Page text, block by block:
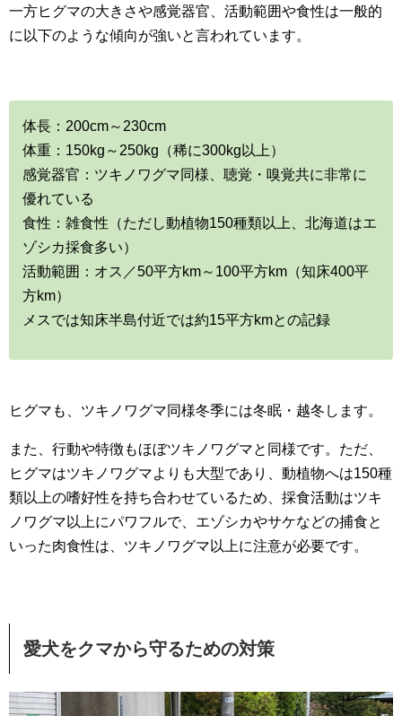
一方ヒグマの大きさや感覚器官、活動範囲や食性は一般的
に以下のような傾向が強いと言われています。
体長：200cm～230cm
体重：150kg～250kg（稀に300kg以上）
感覚器官：ツキノワグマ同様、聴覚・嗅覚共に非常に
優れている
食性：雑食性（ただし動植物150種類以上、北海道はエ
ゾシカ採食多い）
活動範囲：オス／50平方km～100平方km（知床400平
方km）
メスでは知床半島付近では約15平方kmとの記録
ヒグマも、ツキノワグマ同様冬季には冬眠・越冬します。
また、行動や特徴もほぼツキノワグマと同様です。ただ、
ヒグマはツキノワグマよりも大型であり、動植物へは150種
類以上の嗜好性を持ち合わせているため、採食活動はツキ
ノワグマ以上にパワフルで、エゾシカやサケなどの捕食と
いった肉食性は、ツキノワグマ以上に注意が必要です。
愛犬をクマから守るための対策